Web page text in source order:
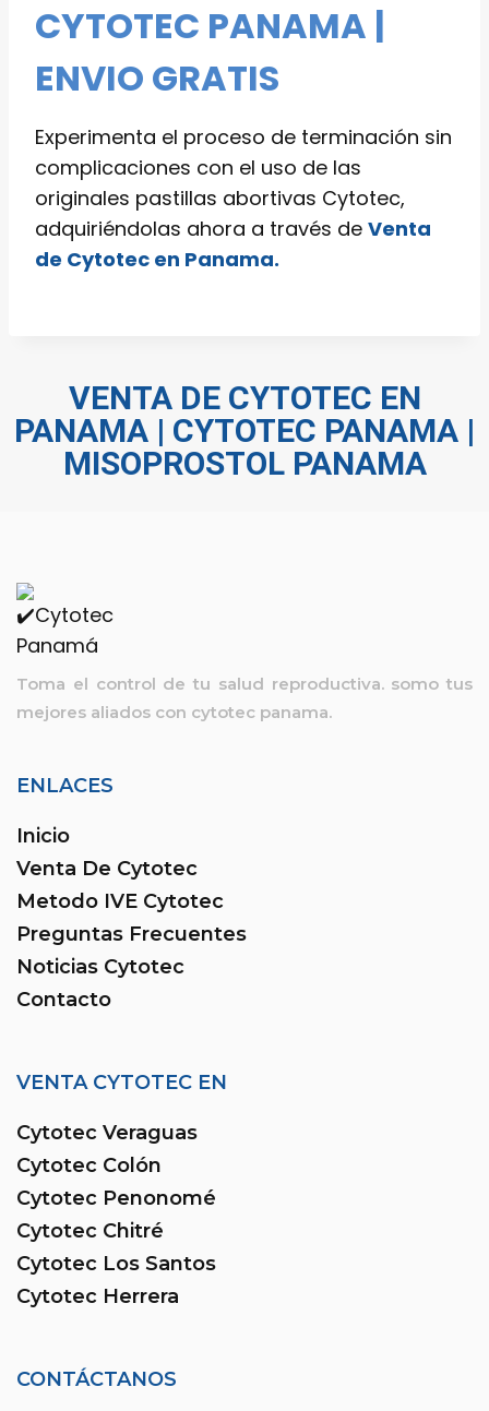
CYTOTEC PANAMA |
ENVIO GRATIS
Experimenta el proceso de terminación sin
complicaciones con el uso de las
originales pastillas abortivas Cytotec,
adquiriéndolas ahora a través de Venta
de Cytotec en Panama.
VENTA DE CYTOTEC EN
PANAMA | CYTOTEC PANAMA |
MISOPROSTOL PANAMA
Toma el control de tu salud reproductiva. somo tus
mejores aliados con cytotec panama.
ENLACES
Inicio
Venta De Cytotec
Metodo IVE Cytotec
Preguntas Frecuentes
Noticias Cytotec
Contacto
VENTA CYTOTEC EN
Cytotec Veraguas
Cytotec Colón
Cytotec Penonomé
Cytotec Chitré
Cytotec Los Santos
Cytotec Herrera
CONTÁCTANOS